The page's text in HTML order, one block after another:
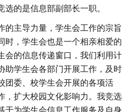
选的是信息部副部长一职。
的主导力量，学生会工作的宗旨
时，学生会也是一个相亲相爱的
会的信息传递窗口，我们利用计
助学生会各部门开展工作，及时
团委、校学生会开展的各项活
，扩大校园文化影响力。我竞选